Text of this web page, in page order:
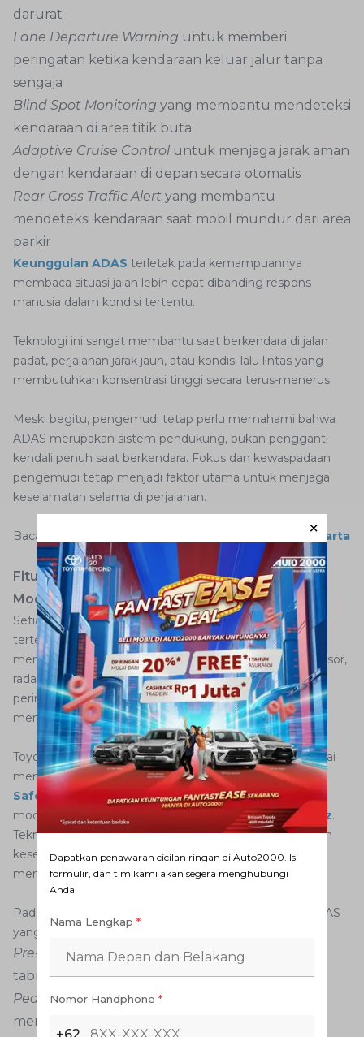
darurat
Lane Departure Warning untuk memberi
peringatan ketika kendaraan keluar jalur tanpa
sengaja
Blind Spot Monitoring yang membantu mendeteksi
kendaraan di area titik buta
Adaptive Cruise Control untuk menjaga jarak aman
dengan kendaraan di depan secara otomatis
Rear Cross Traffic Alert yang membantu
mendeteksi kendaraan saat mobil mundur dari area
parkir
Keunggulan ADAS terletak pada kemampuannya
membaca situasi jalan lebih cepat dibanding respons
manusia dalam kondisi tertentu.
Teknologi ini sangat membantu saat berkendara di jalan
padat, perjalanan jarak jauh, atau kondisi lalu lintas yang
membutuhkan konsentrasi tinggi secara terus-menerus.
Meski begitu, pengemudi tetap perlu memahami bahwa
ADAS merupakan sistem pendukung, bukan pengganti
kendali penuh saat berkendara. Fokus dan kewaspadaan
pengemudi tetap menjadi faktor utama untuk menjaga
keselamatan selama di perjalanan.
Baca juga: Tips Aman Berkendara Saat Hujan di Jakarta
Fitur ADAS yang Umum Digunakan pada Mobil
Modern
Setiap fitur ADAS dirancang untuk menangani situasi
tertentu saat berkendara. Sistem ini bekerja dengan
membaca kondisi sekitar kendaraan menggunakan sensor,
radar, dan kamera sehingga mobil dapat memberikan
peringatan atau bantuan secara otomatis ketika
mendeteksi potensi bahaya.
Toyota menjadi salah satu produsen otomotif yang mulai
menghadirkan teknologi ADAS melalui sistemToyota
Safety Sense (TSS)pada beberapa model kendaraan
modernnya, termasuk
danToyota Veloz.
Teknologi ini dirancang untuk membantu meningkatkan
keselamatan aktif selama berkendara dengan
memanfaatkan kamera dan sensor khusus.
Pada Toyota Raize dan Toyota Veloz, beberapa fitur ADAS
yang tersedia meliputi:
Pre-Collision Systemuntuk mendeteksi potensi
tabrakan dengan kendaraan di depan
Pedal Misoperation Control
mengurangi risiko kecelakaan akibat salah injak
Dapatkan penawaran cicilan ringan di Auto2000. Isi
formulir, dan tim kami akan segera menghubungi
Anda!
Nama Lengkap *
Nomor Handphone *
+62